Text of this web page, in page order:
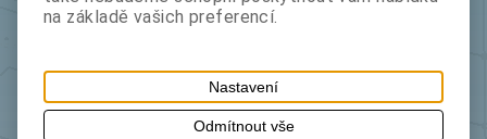
Interní Li-Ion baterie pro totální
stanice Focus6, Focus8, Trimble M3,
na základě vašich preferencí.
Nastavení
Odmítnout vše